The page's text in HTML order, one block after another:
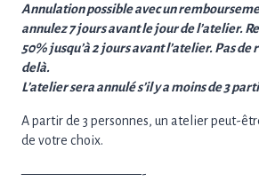
Annulation possible avec un
annulez 7 jours avant le jour de l’atelier.
50% jusqu’à 2 jours avant l’atelier. Pas
delà.
L’atelier sera annulé s’il y a moins de 3
A partir de 3 personnes, un atelier peut-
de votre choix.
—————————-